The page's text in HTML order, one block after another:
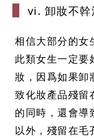
vi. 卸妝不幹
相信大部分的女
此類女生一定要
妝，因爲如果卸
致化妝產品殘留
的同時，還會導
以外，殘留在毛